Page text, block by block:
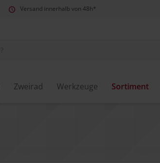
Versand innerhalb von 48h*
Zweirad Werkzeuge Sortiment